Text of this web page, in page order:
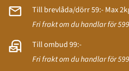
Till brevlåda/dörr 59:- Max
Fri frakt om du handlar för
Till ombud 99:-
Fri frakt om du handlar för